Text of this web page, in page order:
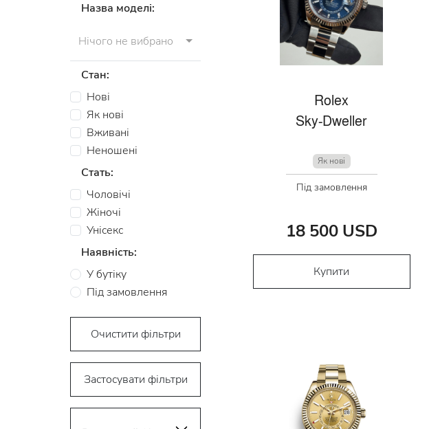
Назва моделі:
Нічого не вибрано
Стан:
Нові
Як нові
Вживані
Неношені
Стать:
Чоловічі
Жіночі
Унісекс
Наявність:
У бутіку
Під замовлення
Очистити фільтри
Застосувати фільтри
Rolex
Sky-Dweller
Як нові
Під замовлення
18 500 USD
Купити